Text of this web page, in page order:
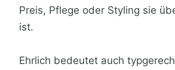
Preis, Pflege oder Styling sie
ist.
Ehrlich bedeutet auch